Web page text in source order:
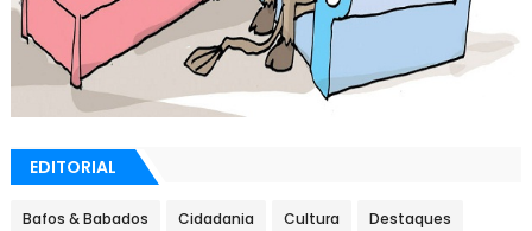
EDITORIAL
Bafos & Babados Cidadania Cultura Destaques